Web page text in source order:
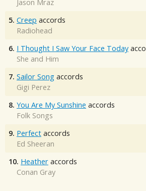
Jason Mraz
5. Creep accords
Radiohead
6. I Thought I Saw Your Face Today
She and Him
7. Sailor Song accords
Gigi Perez
8. You Are My Sunshine accords
Folk Songs
9. Perfect accords
Ed Sheeran
10. Heather accords
Conan Gray